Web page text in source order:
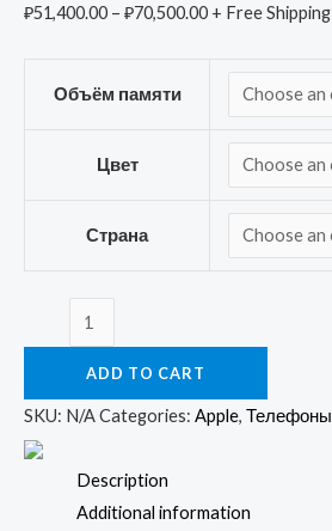
₽51,400.00 – ₽70,500.00 + Free Shipping
Объём памяти
Цвет
Страна
Смартфон
Apple
13
quantity
ADD TO CART
SKU: N/ACategories: Apple, Телефоны
Description
Additional information